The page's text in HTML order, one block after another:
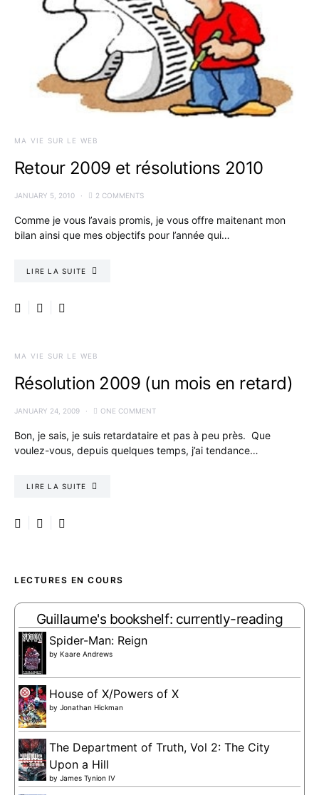
MA VIE SUR LE WEB
Retour 2009 et résolutions 2010
JANUARY 5, 2010 2 COMMENTS
Comme je vous l’avais promis, je vous offre maitenant mon
bilan ainsi que mes objectifs pour l’année qui…
LIRE LA SUITE
MA VIE SUR LE WEB
Résolution 2009 (un mois en retard)
JANUARY 24, 2009 ONE COMMENT
Bon, je sais, je suis retardataire et pas à peu près. Que
voulez-vous, depuis quelques temps, j’ai tendance…
LIRE LA SUITE
LECTURES EN COURS
Guillaume's bookshelf: currently-reading
Spider-Man: Reign
by Kaare Andrews
House of X/Powers of X
by Jonathan Hickman
The Department of Truth, Vol 2: The City
Upon a Hill
by James Tynion IV